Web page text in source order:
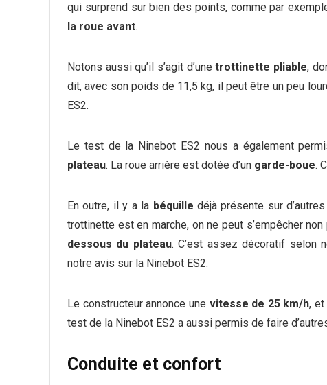
qui surprend sur bien des points, comme par
la roue avant.
Notons aussi qu’il s’agit d’unetrottinette pliable,
dit, avec son poids de 11,5 kg, il peut être un peu
ES2.
Le test de la Ninebot ES2 nous a également
plateau. La roue arrière est dotée d’un garde-boue.
En outre, il y a la béquille déjà présente sur
trottinette est en marche, on ne peut s’empêcher
dessous du plateau. C’est assez décoratif selon
notre avis sur la Ninebot ES2.
Le constructeur annonce une vitesse de 25 km/h, et
test de la Ninebot ES2 a aussi permis de faire
Conduite et confort